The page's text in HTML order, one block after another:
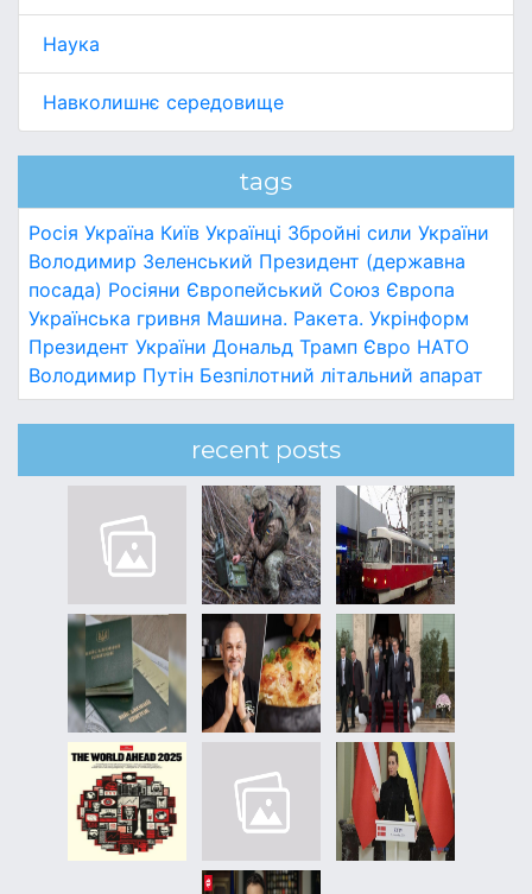
Наука
Навколишнє середовище
tags
Росія Україна Київ Українці Збройні сили України
Володимир Зеленський Президент (державна
посада) Росіяни Європейський Союз Європа
Українська гривня Машина. Ракета. Укрінформ
Президент України Дональд Трамп Євро НАТО
Володимир Путін Безпілотний літальний апарат
recent posts